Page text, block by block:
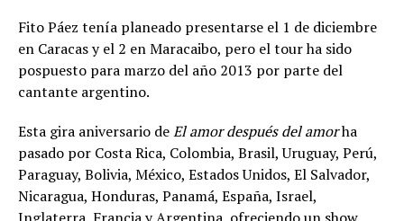
Fito Páez tenía planeado presentarse el 1 de diciembre
en Caracas y el 2 en Maracaibo, pero el tour ha sido
pospuesto para marzo del año 2013 por parte del
cantante argentino.
Esta gira aniversario deEl amor después del amorha
pasado por Costa Rica, Colombia, Brasil, Uruguay, Perú,
Paraguay, Bolivia, México, Estados Unidos, El Salvador,
Nicaragua, Honduras, Panamá, España, Israel,